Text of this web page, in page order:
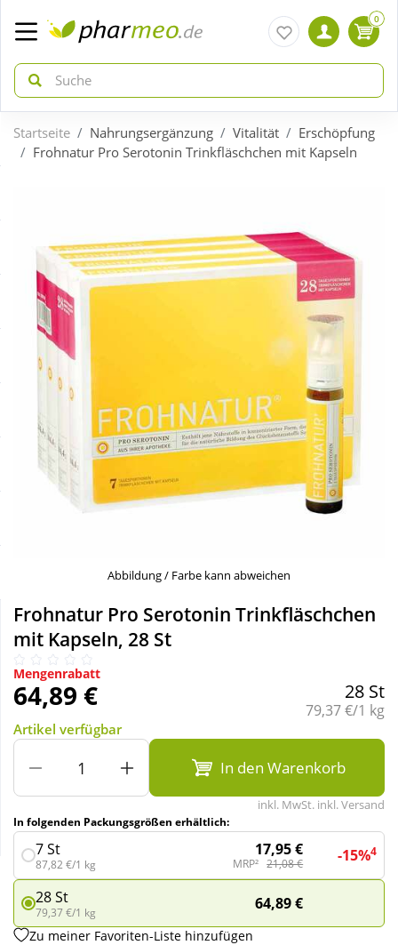
zurück
Aktuelle Coupons
Gratis dazu
Neuheiten
Schnäppchen
Täglich gut versorgt
zurück
Arzneimittel
Bio & Genuss
Diabetes
Körperpflege & Kosmetik
Liebe & Erotik
Mutter & Kind
Nahrungsergänzung
Natur & Homöopathie
Sanitätshaus
Sport & Fitness
Wellness
0
Startseite Nahrungsergänzung Vitalität
Erschöpfung
Frohnatur Pro Serotonin Trinkfläschchen mit Kapseln
Abbildung / Farbe kann abweichen
Frohnatur Pro Serotonin Trinkfläschchen
mit Kapseln, 28 St
Mengenrabatt
64,89 € 28 St
Grundpreis:
79,37 €/1 kg
Artikel verfügbar
In den Warenkorb
inkl. MwSt. inkl. Versand
In folgenden Packungsgrößen erhältlich:
7 St
87,82 €/1 kg
17,95 €
MRP² 21,08 € -15%4
28 St
79,37 €/1 kg 64,89 €
Zu meiner Favoriten-Liste hinzufügen